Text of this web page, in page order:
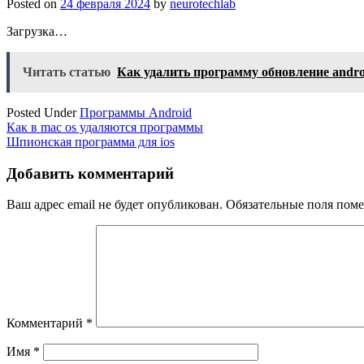
Posted on 24 февраля 2024 by neurotechlab
Загрузка…
Читать статью Как удалить программу обновление
Posted UnderПрограммы Android
Навигация
по
записям
Как в mac os удаляются программы
Шпионская программа для ios
Добавить комментарий
Ваш адрес email не будет опубликован. Обязательные поля
Комментарий *
Имя *